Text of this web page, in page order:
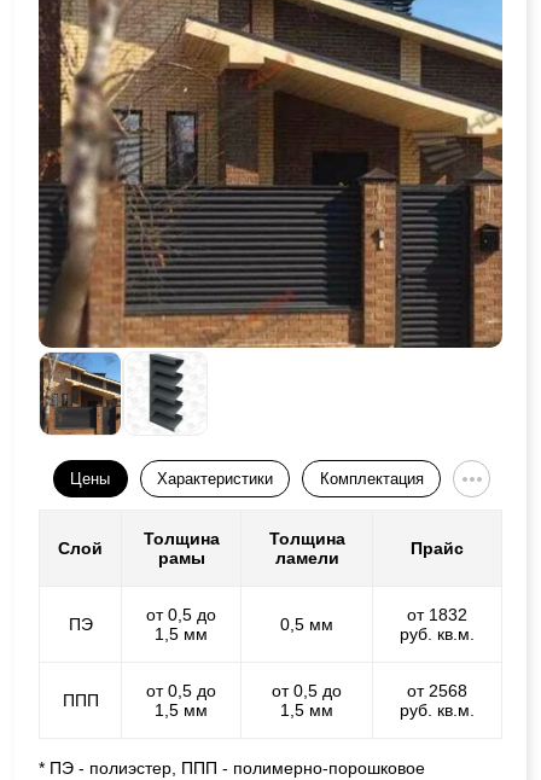
Цены Характеристики Комплектация
Слой
Толщина
рамы
Толщина
ламели
Прайс
ПЭ
от 0,5 до
1,5 мм
0,5 мм
от 1832
руб. кв.м.
ППП
от 0,5 до
1,5 мм
от 0,5 до
1,5 мм
от 2568
руб. кв.м.
* ПЭ - полиэстер, ППП - полимерно-порошковое